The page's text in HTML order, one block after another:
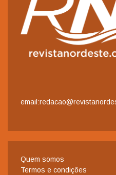
Quem somos
Termos e condições